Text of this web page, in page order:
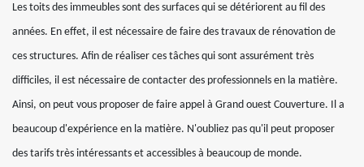
Les toits des immeubles sont des surfaces qui se détériorent au fil des
années. En effet, il est nécessaire de faire des travaux de rénovation de
ces structures. Afin de réaliser ces tâches qui sont assurément très
difficiles, il est nécessaire de contacter des professionnels en la matière.
Ainsi, on peut vous proposer de faire appel à Grand ouest Couverture. Il a
beaucoup d'expérience en la matière. N'oubliez pas qu'il peut proposer
des tarifs très intéressants et accessibles à beaucoup de monde.